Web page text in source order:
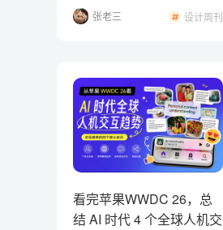
张老三 设计周刊
看完苹果WWDC 26，总
结 AI 时代 4 个全球人机交